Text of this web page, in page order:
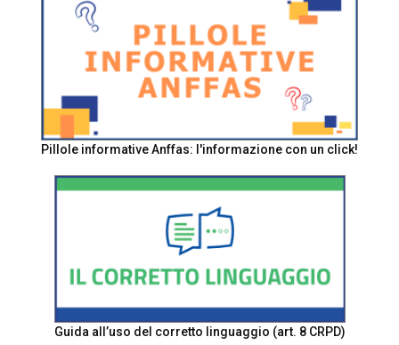
Pillole informative Anffas: l'informazione con un click!
Guida all’uso del corretto linguaggio (art. 8 CRPD)